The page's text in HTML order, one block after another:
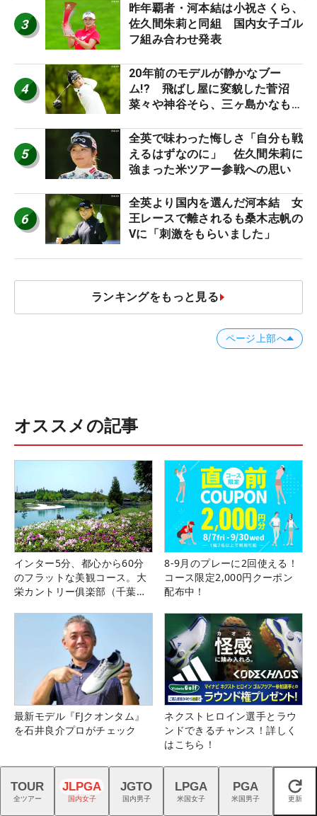
3
昨年覇者・河本結は小祝さくら、
佐久間朱莉と同組 国内女子ゴル
フ組み合わせ発表
4
20年前のモデルが静かなブー
ム!? 飛ばし屋に変貌した菅沼
菜々や神谷そら、三ヶ島かなも使
ロたちの“飛ばしギア”】
5
全英で味わった悔しさ「自分も戦
えるはずなのに」 佐久間朱莉に
強まった米ツアー参戦への思い
6
全英より国内を選んだ河本結 女
王レースで離されるも桑木志帆の
Vに「刺激をもらいました」
ランキングをもっと見る
ページ上部へ
オススメの記事
インター5分、都心から60分
のフラットな美観コース。大
栄カントリー俱楽部（千葉
8-9月のプレーに2回使える！
コース限定2,000円クーポン
配布中！
最新モデル『FJクオンタム』
を石井良介プロがチェック
ネクストヒロイン選手とラウ
ンドできるチャンス！詳しく
はこちら！
閉じる
TOUR
全ツアー
JLPGA
国内女子
JGTO
国内男子
LPGA
米国女子
PGA
米国男子 更新